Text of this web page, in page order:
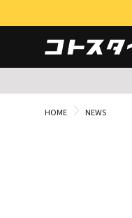
HOME NEWS